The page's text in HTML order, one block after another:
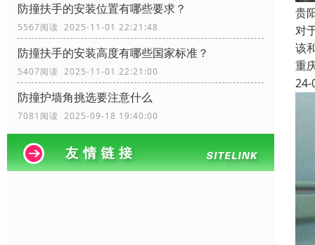
防撞扶手的安装位置有哪些要求？
5567阅读 2025-11-01 22:21:48
防撞扶手的安装高度有哪些国家标准？
5407阅读 2025-11-01 22:21:00
防撞护墙角挑选要注意什么
7081阅读 2025-09-18 19:40:00
贵
对
该
重
24-